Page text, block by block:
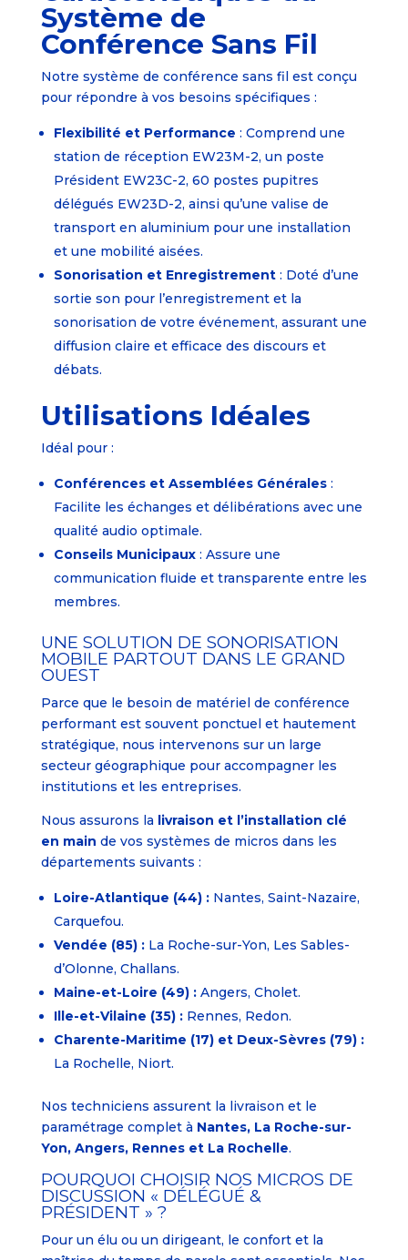
Système de
Conférence Sans Fil
Notre système de conférence sans fil est conçu
pour répondre à vos besoins spécifiques :
Flexibilité et Performance : Comprend une
station de réception EW23M-2, un poste
Président EW23C-2, 60 postes pupitres
délégués EW23D-2, ainsi qu’une valise de
transport en aluminium pour une installation
et une mobilité aisées.
Sonorisation et Enregistrement: Doté d’une
sortie son pour l’enregistrement et la
sonorisation de votre événement, assurant une
diffusion claire et efficace des discours et
débats.
Utilisations Idéales
Idéal pour :
Conférences et Assemblées Générales:
Facilite les échanges et délibérations avec une
qualité audio optimale.
Conseils Municipaux: Assure une
communication fluide et transparente entre les
membres.
UNE SOLUTION DE SONORISATION
MOBILE PARTOUT DANS LE GRAND
OUEST
Parce que le besoin de matériel de conférence
performant est souvent ponctuel et hautement
stratégique, nous intervenons sur un large
secteur géographique pour accompagner les
institutions et les entreprises.
Nous assurons la livraison et l’installation clé
en main de vos systèmes de micros dans les
départements suivants :
Loire-Atlantique (44) :Nantes, Saint-Nazaire,
Carquefou.
Vendée (85) :La Roche-sur-Yon, Les Sables-
d’Olonne, Challans.
Maine-et-Loire (49) :Angers, Cholet.
Ille-et-Vilaine (35) :Rennes, Redon.
Charente-Maritime (17) et Deux-Sèvres (79) :
La Rochelle, Niort.
Nos techniciens assurent la livraison et le
paramétrage complet à Nantes, La Roche-sur-
Yon, Angers, Rennes et La Rochelle.
POURQUOI CHOISIR NOS MICROS DE
DISCUSSION « DÉLÉGUÉ &
PRÉSIDENT » ?
Pour un élu ou un dirigeant, le confort et la